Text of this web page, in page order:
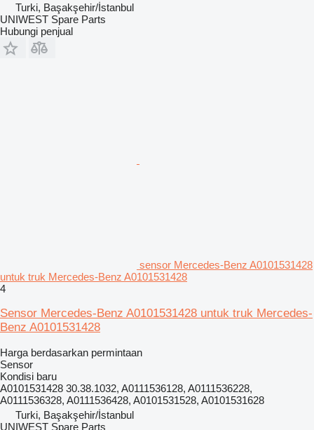
Turki, Başakşehir/İstanbul
UNIWEST Spare Parts
Hubungi penjual
sensor Mercedes-Benz A0101531428
untuk truk Mercedes-Benz A0101531428
4
Sensor Mercedes-Benz A0101531428 untuk truk Mercedes-
Benz A0101531428
Harga berdasarkan permintaan
Sensor
Kondisi baru
A0101531428 30.38.1032, A0111536128, A0111536228,
A0111536328, A0111536428, A0101531528, A0101531628
Turki, Başakşehir/İstanbul
UNIWEST Spare Parts